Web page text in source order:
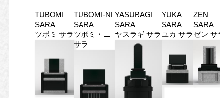
TUBOMI
SARA
ツボミ サラ
TUBOMI-NI
SARA
ツボミ・ニ
サラ
YASURAGI
SARA
ヤスラギ サラ
YUKA
SARA
ユカ サラ
ZEN
SARA
ゼン サ